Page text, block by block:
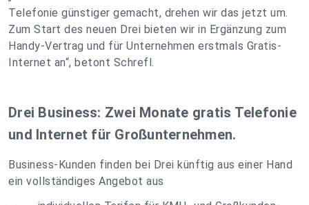
Telefonie günstiger gemacht, drehen wir das jetzt um.
Zum Start des neuen Drei bieten wir in Ergänzung zum
Handy-Vertrag und für Unternehmen erstmals Gratis-
Internet an“, betont Schrefl.
Drei Business: Zwei Monate gratis Telefonie
und Internet für Großunternehmen.
Business-Kunden finden bei Drei künftig aus einer Hand
ein vollständiges Angebot aus